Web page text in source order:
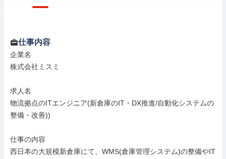
仕事内容
企業名
株式会社ミスミ
求人名
物流拠点のITエンジニア(新倉庫のIT・DX推進/自動化システムの
整備・改善))
仕事の内容
西日本の大規模新倉庫にて、WMS(倉庫管理システム)の整備やIT